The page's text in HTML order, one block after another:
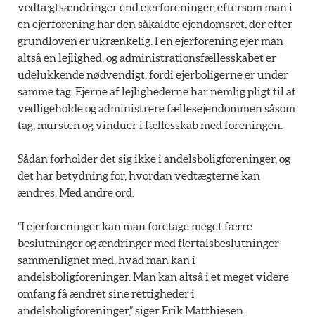
vedtægtsændringer end ejerforeninger, eftersom man i
en ejerforening har den såkaldte ejendomsret, der efter
grundloven er ukrænkelig. I en ejerforening ejer man
altså en lejlighed, og administrationsfællesskabet er
udelukkende nødvendigt, fordi ejerboligerne er under
samme tag. Ejerne af lejlighederne har nemlig pligt til at
vedligeholde og administrere fællesejendommen såsom
tag, mursten og vinduer i fællesskab med foreningen.
Sådan forholder det sig ikke i andelsboligforeninger, og
det har betydning for, hvordan vedtægterne kan
ændres. Med andre ord:
“I ejerforeninger kan man foretage meget færre
beslutninger og ændringer med flertalsbeslutninger
sammenlignet med, hvad man kan i
andelsboligforeninger. Man kan altså i et meget videre
omfang få ændret sine rettigheder i
andelsboligforeninger,” siger Erik Matthiesen.